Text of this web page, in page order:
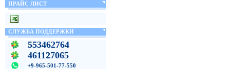
ПРАЙС ЛИСТ
СЛУЖБА ПОДДЕРЖКИ
553462764
461127065
+9-965-501-77-550